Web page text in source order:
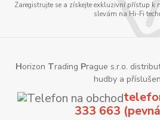
Zaregistrujte se a získejte exkluzivní přístup
slevám na Hi-Fi
Horizon Trading Prague s.r.o.
hudby a
333 663